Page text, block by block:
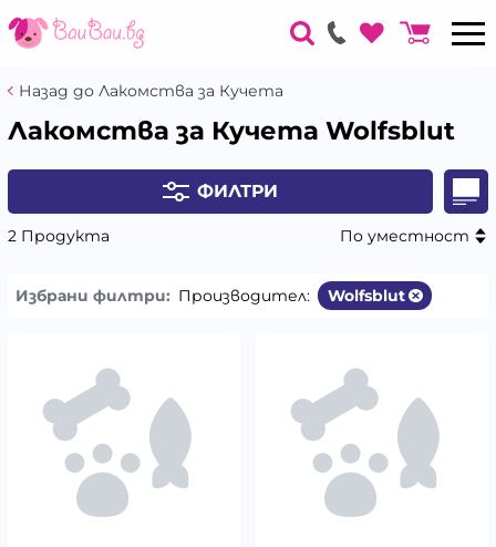
Назад до Лакомства за Кучета
Лакомства за Кучета Wolfsblut
ФИЛТРИ
2 Продукта По уместност
Избрани филтри: Производител: Wolfsblut